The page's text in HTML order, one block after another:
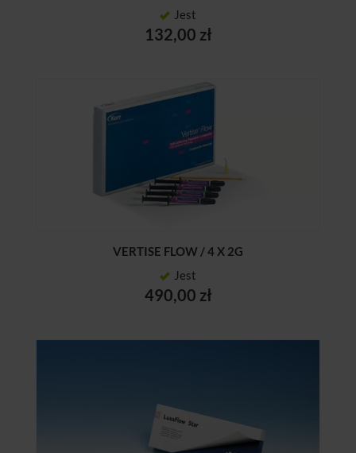
Jest
132,00 zł
VERTISE FLOW / 4 X 2G
Jest
490,00 zł